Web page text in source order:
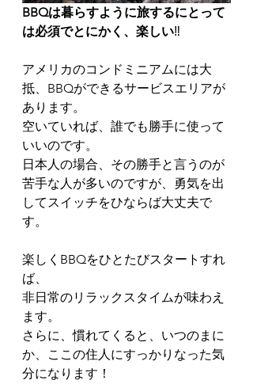
BBQは暮らすように旅するにとって
は必須でとにかく、楽しい‼️
アメリカのコンドミニアムには大
抵、BBQができるサービスエリアが
あります。
空いていれば、誰でも勝手に使って
いいのです。
日本人の場合、その勝手と言うのが
苦手な人が多いのですが、勇気を出
してスイッチをひならば大丈夫で
す。
楽しくBBQをひとたびスタートすれ
ば、
非日常のリラックスタイムが味わえ
ます。
さらに、慣れてくると、いつのまに
か、ここの住人にすっかりなった気
分になります！